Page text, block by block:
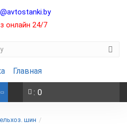
онлайн 24/7
Главная
: 0
шин